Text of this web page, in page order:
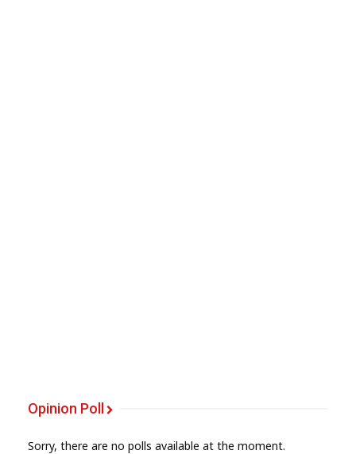
Opinion Poll
Sorry, there are no polls available at the moment.